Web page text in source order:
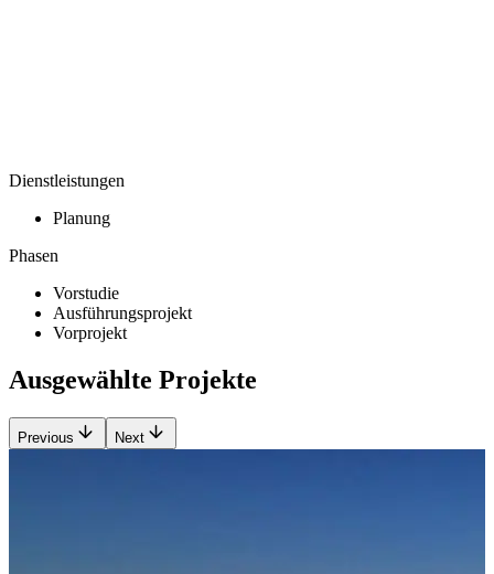
Dienstleistungen
Planung
Phasen
Vorstudie
Ausführungsprojekt
Vorprojekt
Ausgewählte Projekte
Previous Next